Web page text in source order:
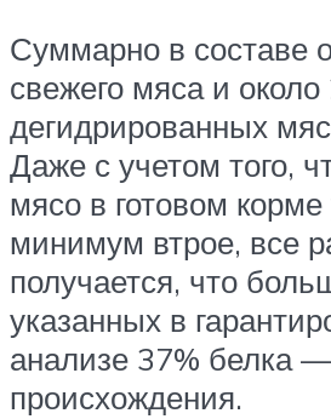
Суммарно в составе
свежего мяса и около
дегидрированных
Даже с учетом того,
мясо в готовом
минимум втрое, все
получается, что
указанных в
анализе 37% белка
происхождения.